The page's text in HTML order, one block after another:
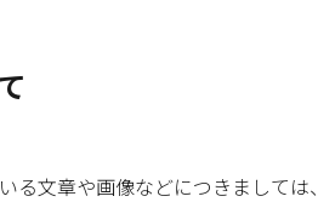
る文章や画像などにつきましては